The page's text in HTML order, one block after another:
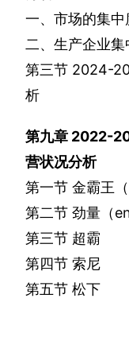
一、市场的集中
二、生产企业
第三节 2024-
析
第九章 2022-
营状况分析
第一节 金霸王（
第二节 劲量（
第三节 超霸
第四节 索尼
第五节 松下